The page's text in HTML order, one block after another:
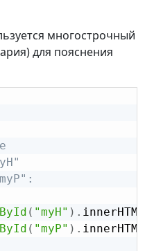
многострочный
для пояснения
( "myH" ) .
( "myP" ) .